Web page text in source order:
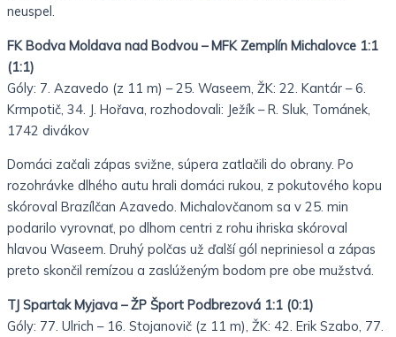
neuspel.
FK Bodva Moldava nad Bodvou – MFK Zemplín Michalovce 1:1
(1:1)
Góly: 7. Azavedo (z 11 m) – 25. Waseem, ŽK: 22. Kantár – 6.
Krmpotič, 34. J. Hořava, rozhodovali: Ježík – R. Sluk, Tománek,
1742 divákov
Domáci začali zápas svižne, súpera zatlačili do obrany. Po
rozohrávke dlhého autu hrali domáci rukou, z pokutového kopu
skóroval Brazílčan Azavedo. Michalovčanom sa v 25. min
podarilo vyrovnať, po dlhom centri z rohu ihriska skóroval
hlavou Waseem. Druhý polčas už ďalší gól nepriniesol a zápas
preto skončil remízou a zaslúženým bodom pre obe mužstvá.
TJ Spartak Myjava – ŽP Šport Podbrezová 1:1 (0:1)
Góly: 77. Ulrich – 16. Stojanovič (z 11 m), ŽK: 42. Erik Szabo, 77.